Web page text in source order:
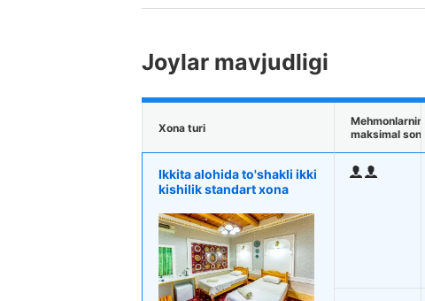
Joylar mavjudligi
Xona turi
Mehmonlarning
maksimal soni
Ikkita alohida to'shakli ikki
kishilik standart xona